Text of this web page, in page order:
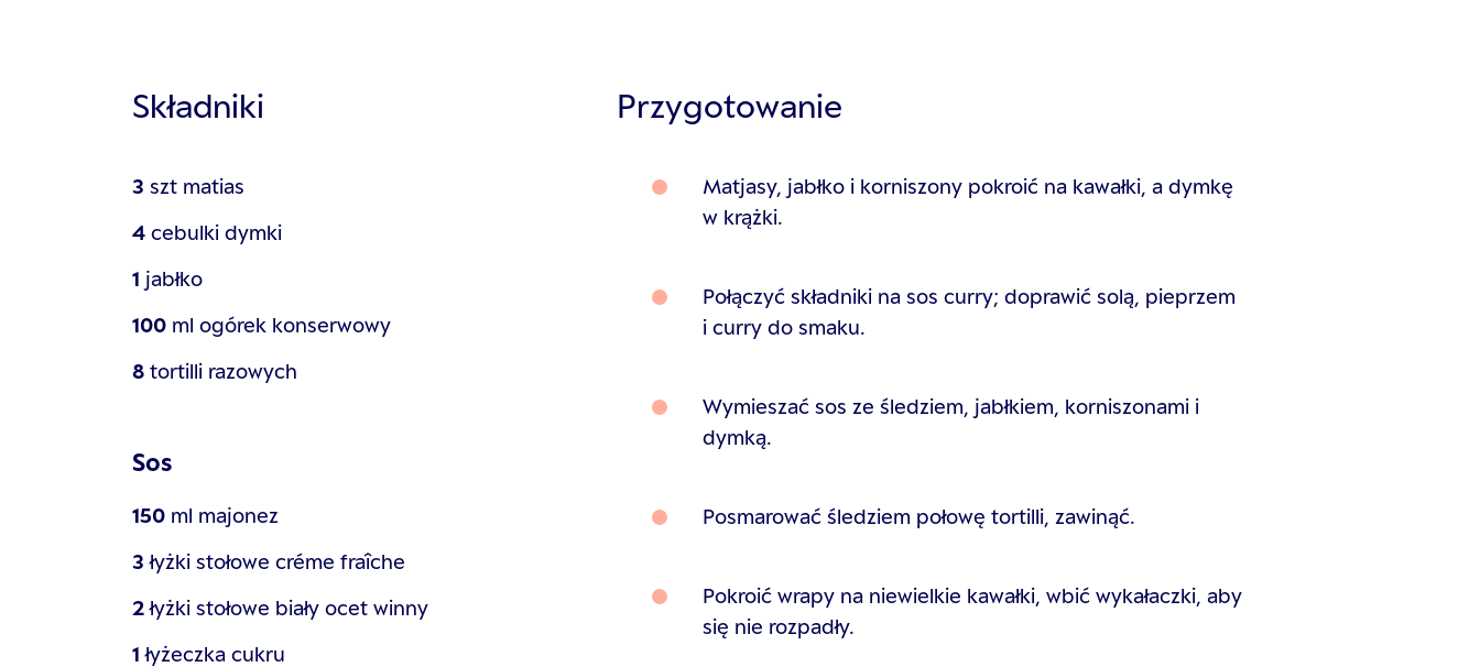
Składniki
3 szt matias
4 cebulki dymki
1 jabłko
100 ml ogórek konserwowy
8 tortilli razowych
Sos
150 ml majonez
3 łyżki stołowe créme fraîche
2 łyżki stołowe biały ocet winny
1 łyżeczka cukru
Przygotowanie
Matjasy, jabłko i korniszony pokroić na kawałki, a dymkę
w krążki.
Połączyć składniki na sos curry; doprawić solą, pieprzem
i curry do smaku.
Wymieszać sos ze śledziem, jabłkiem, korniszonami i
dymką.
Posmarować śledziem połowę tortilli, zawinąć.
Pokroić wrapy na niewielkie kawałki, wbić wykałaczki, aby
się nie rozpadły.